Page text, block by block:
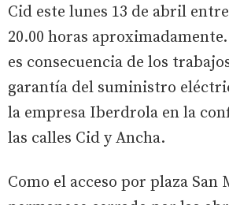
Cid este lunes 13 de abril
20.00 horas
es consecuencia de los
garantía del suministro
la empresa Iberdrola en la
las calles Cid y Ancha.
Como el acceso por plaza San